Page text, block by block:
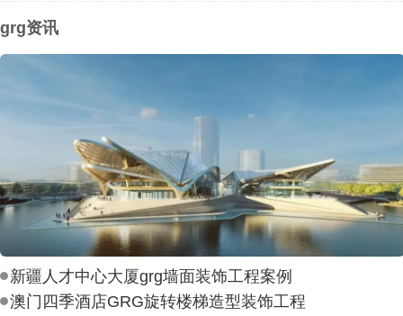
grg资讯
新疆人才中心大厦grg墙面装饰工程案例
澳门四季酒店GRG旋转楼梯造型装饰工程